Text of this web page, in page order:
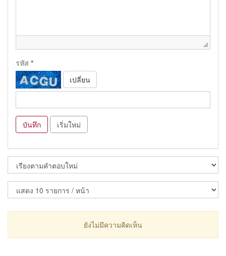
รหัส *
เปลี่ยน
บันทึก เริ่มใหม่
ยังไม่มีความคิดเห็น